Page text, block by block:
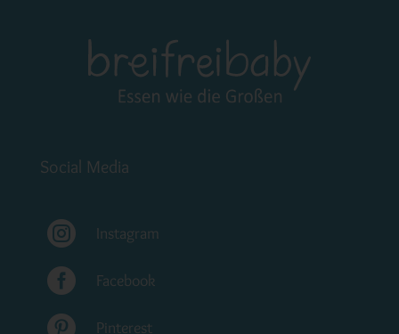
Social Media
 Instagram
 Facebook
 Pinterest